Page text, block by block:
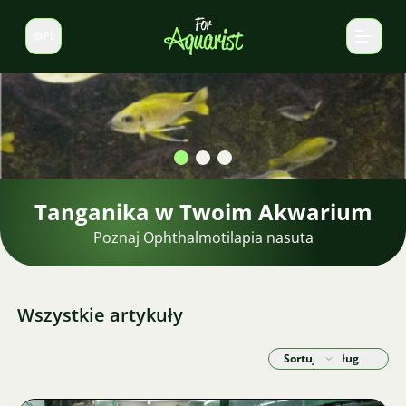
Zmień język
Krewetki w akwarium
Znajdź idealne krewetki do swojego akwarium.
Wszystkie artykuły
Sortuj według